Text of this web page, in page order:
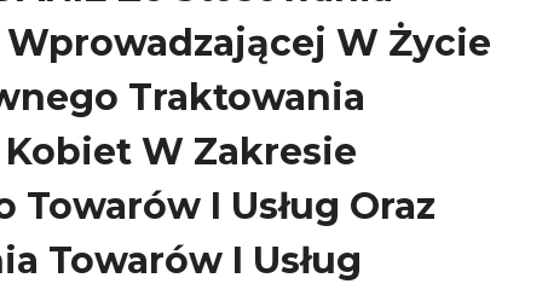
W Życie
Traktowania
W Zakresie
Towarów I Usług Oraz
Towarów I Usług